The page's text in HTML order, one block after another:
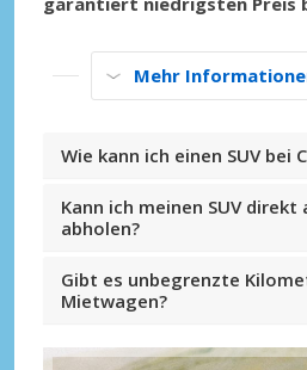
Mehr
Wie kann ich einen SUV bei
Kann ich meinen SUV direkt
abholen?
Gibt es unbegrenzte
Mietwagen?